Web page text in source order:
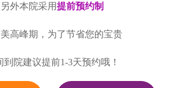
本院采用提前预约制
峰期，为了节省您的宝贵
建议提前1-3天预约哦！